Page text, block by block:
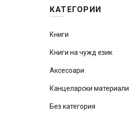
КАТЕГОРИИ
Книги
Книги на чужд език
Аксесоари
Канцеларски материали
Без категория